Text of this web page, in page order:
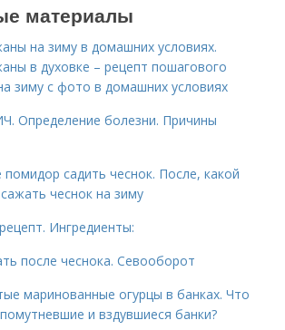
материалы
на зиму в домашних условиях.
в духовке – рецепт пошагового
зиму с фото в домашних условиях
Определение болезни. Причины
садить чеснок. После, какой
чеснок на зиму
Ингредиенты:
после чеснока. Севооборот
маринованные огурцы в банках. Что
и вздувшиеся банки?